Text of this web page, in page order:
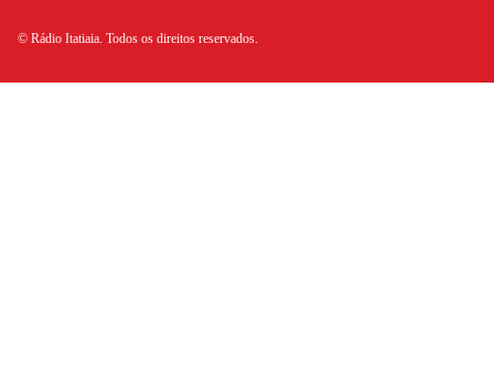
© Rádio Itatiaia. Todos os direitos reservados.